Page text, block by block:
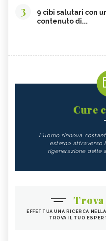
3
9 cibi salutari con
contenuto di...
Cure
L'uomo rinnova
esterno attraverso
rigenerazione delle
Trova
EFFETTUA UNA RICERCA
TROVA IL TUO